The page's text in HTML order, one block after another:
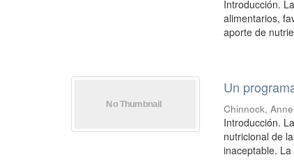
Introducción.
alimentarios,
aporte de
Un
Chinnock, Anne
Introducción.
nutricional de
inaceptable.